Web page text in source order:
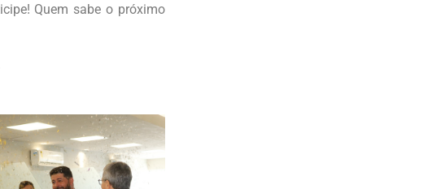
Quem sabe o próximo